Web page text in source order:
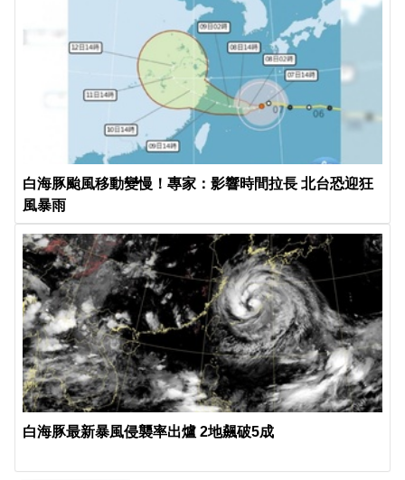
白海豚颱風移動變慢！專家：影響時間拉長 北台恐迎狂
風暴雨
白海豚最新暴風侵襲率出爐 2地飆破5成